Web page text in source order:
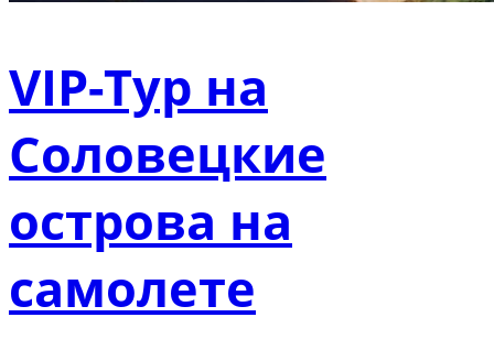
VIP-Тур на
Соловецкие
острова на
самолете